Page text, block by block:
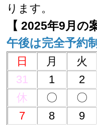
ります。
【 2025年9月の
午後は完全予約
日 月 火
31
1 2
休
〇 〇
7
8 9